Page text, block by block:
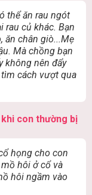
thể ăn rau ngót
rau củ khác. Bạn
ăn chân giò...Mẹ
Mà chồng bạn
không nên đẩy
cách vượt qua
con thường bị
họng cho con
hôi ở cổ và
hôi ngầm vào